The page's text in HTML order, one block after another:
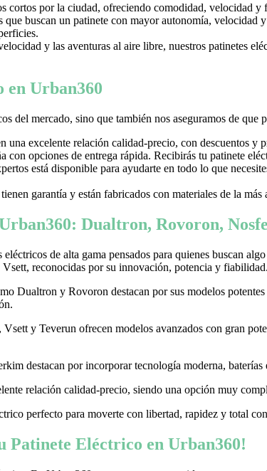
cortos por la ciudad, ofreciendo comodidad, velocidad
que buscan un patinete con mayor autonomía,
y las aventuras al aire libre, nuestros patinetes
Urban360
del mercado, sino que también nos aseguramos de
excelente relación calidad-precio, con descuentos y
con opciones de entrega rápida. Recibirás tu patinete
está disponible para ayudarte en todo lo que
garantía y están fabricados con materiales de la
Dualtron, Rovoron,
de alta gama pensados para quienes buscan
reconocidas por su innovación, potencia y fiabilidad.
Dualtron y Rovoron destacan por sus modelos
y Teverun ofrecen modelos avanzados con gran
destacan por incorporar tecnología moderna,
relación calidad-precio, siendo una opción muy
perfecto para moverte con libertad, rapidez y total
Patinete Eléctrico en Urban360!